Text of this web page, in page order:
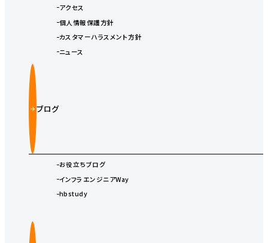
アクセス
個人情報保護方針
カスタマーハラスメント方針
ニュース
ブログ
お役立ちブログ
インフラエンジニアWay
hbstudy